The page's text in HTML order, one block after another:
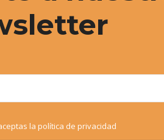
la política de privacidad